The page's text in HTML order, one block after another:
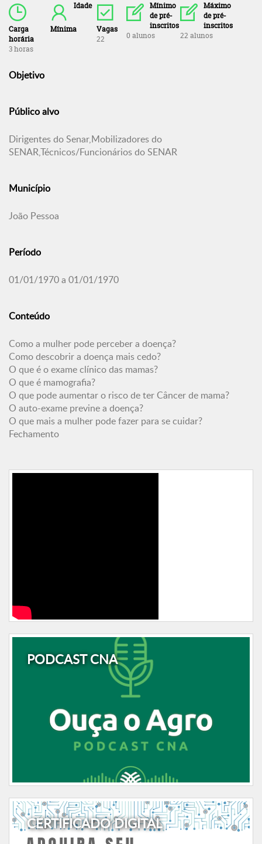
Carga
horária
3 horas
Idade
Mínima
Vagas
22
Mínimo
de pré-
inscritos
0 alunos
Máximo
de pré-
inscritos
22 alunos
Objetivo
Público alvo
Dirigentes do Senar,Mobilizadores do
SENAR,Técnicos/Funcionários do SENAR
Município
João Pessoa
Período
01/01/1970 a 01/01/1970
Conteúdo
Como a mulher pode perceber a doença?
Como descobrir a doença mais cedo?
O que é o exame clínico das mamas?
O que é mamografia?
O que pode aumentar o risco de ter Câncer de mama?
O auto-exame previne a doença?
O que mais a mulher pode fazer para se cuidar?
Fechamento
PODCAST CNA
CERTIFICADO DIGITAL